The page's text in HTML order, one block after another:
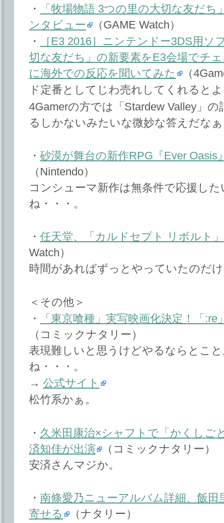
・
「牧場物語 3つの里の大切な友だ
ンタビュー
（GAME Watch）
・
［E3 2016］ニンテンドー3DS用ソ
切な友だち」の新要素をE3会場でチ
に海外での反応を聞いてみた
（
ド定番としてじわ売れしてくれると
4Gamerの方では「Stardew Valley」
るしかないみたいな微妙な答えだな
・ 砂漠が舞台の新作RPG『Ever Oasis
（Nintendo）
コンシューマ新作は無条件で応援し
ね・・・。
・ 任天堂、「カルドセプト リボルト
Watch）
時間があればずっとやっていたのだ
＜その他＞
・
「東京喰種」実写映画化決定！「
（コミックナタリー）
表現難しいと思うけどやるならとこ
ね・・・。
→ 公式サイト
松竹系かぁ。
・ 久米田康治×シャフトで「かくしご
済知佳が出演
（コミックナタリー）
安済さんマジか。
・ 南條愛乃ニューアルバム詳細、飯田
寄せる
（ナタリー）